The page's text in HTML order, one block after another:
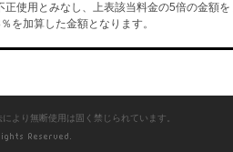
使用とみなし、上表該当料金の5倍の金額を
を加算した金額となります。
より無断使用は固く禁じられています。